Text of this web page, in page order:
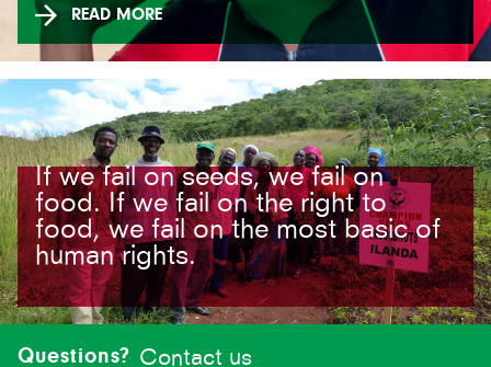
READ MORE
If we fail on seeds, we fail on
food. If we fail on the right to
food, we fail on the most basic of
human rights.
footer
Questions? Contact us